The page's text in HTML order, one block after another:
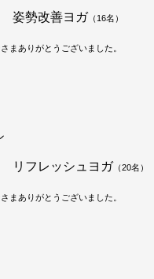
姿勢改善ヨガ （16名）
まありがとうございました。
リフレッシュヨガ （20名 ）
まありがとうございました。